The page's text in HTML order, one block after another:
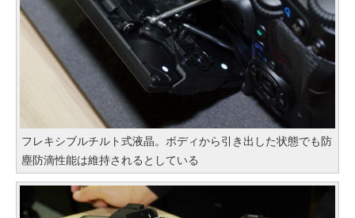
フレキシブルチルト式液晶。ボディから引き出した状態でも防
塵防滴性能は維持されるとしている